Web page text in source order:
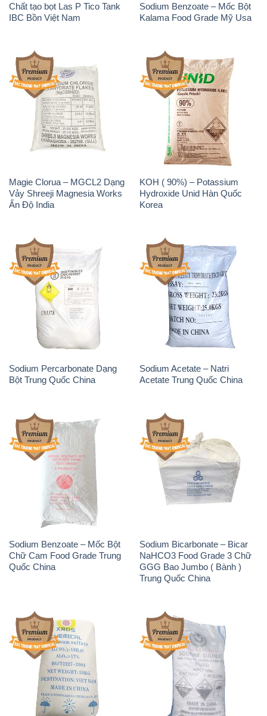
Chất tạo bọt Las P Tico Tank
IBC Bồn Việt Nam
Sodium Benzoate – Mốc Bột
Kalama Food Grade Mỹ Usa
Magie Clorua – MGCL2 Dạng
Vảy Shreeji Magnesia Works
Ấn Độ India
KOH ( 90%) – Potassium
Hydroxide Unid Hàn Quốc
Korea
Sodium Percarbonate Dạng
Bột Trung Quốc China
Sodium Acetate – Natri
Acetate Trung Quốc China
Sodium Benzoate – Mốc Bột
Chữ Cam Food Grade Trung
Quốc China
Sodium Bicarbonate – Bicar
NaHCO3 Food Grade 3 Chữ
GGG Bao Jumbo ( Bành )
Trung Quốc China